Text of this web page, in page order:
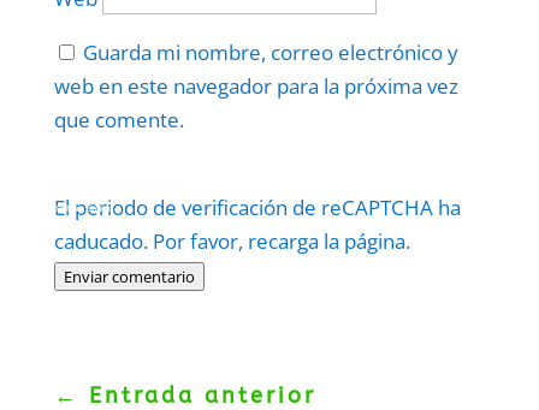
Guarda mi nombre, correo electrónico y
web en este navegador para la próxima vez
que comente.
El periodo de verificación de reCAPTCHA ha
caducado. Por favor, recarga la página.
Enviar comentario
Politica–Términos.
← Entrada anterior